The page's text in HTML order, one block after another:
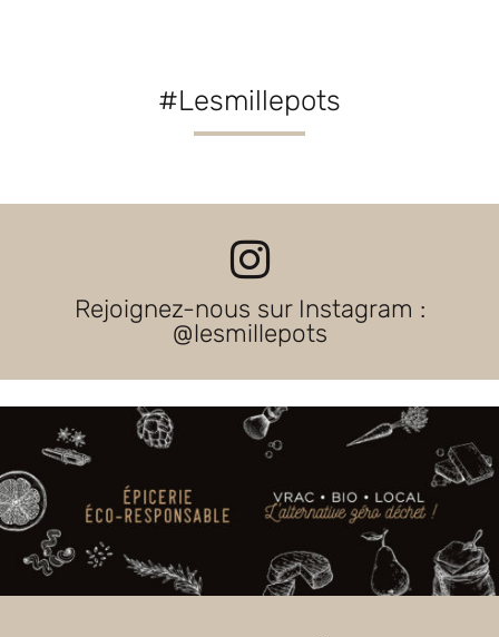
#Lesmillepots
Rejoignez-nous sur Instagram :
@lesmillepots